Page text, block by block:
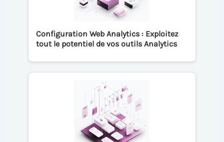
Configuration Web Analytics : Exploitez
tout le potentiel de vos outils Analytics